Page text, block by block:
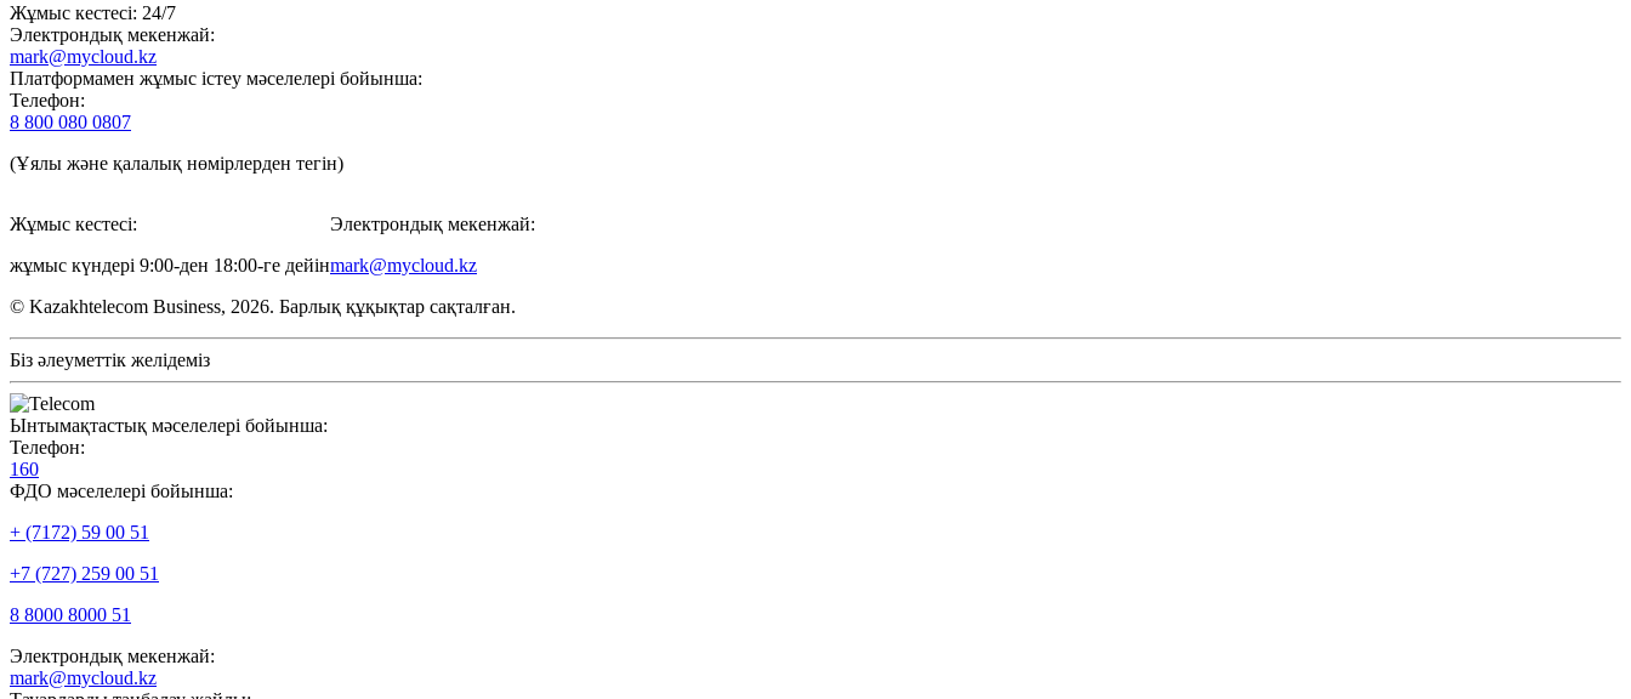
Жұмыс кестесі: 24/7
Электрондық мекенжай:
mark@mycloud.kz
Платформамен жұмыс істеу мәселелері бойынша:
Телефон:
8 800 080 0807
(Ұялы және қалалық нөмірлерден тегін)
Жұмыс кестесі:
жұмыс күндері 9:00-ден 18:00-ге дейін
Электрондық мекенжай:
mark@mycloud.kz
© Kazakhtelecom Business, 2026. Барлық құқықтар сақталған.
Біз әлеуметтік желідеміз
Ынтымақтастық мәселелері бойынша:
Телефон:
160
ФДО мәселелері бойынша:
+ (7172) 59 00 51
+7 (727) 259 00 51
8 8000 8000 51
Электрондық мекенжай:
mark@mycloud.kz